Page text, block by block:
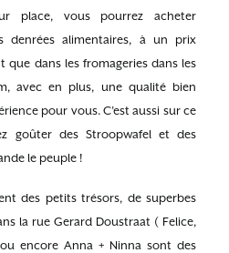
place, vous pourrez acheter
denrées alimentaires, à un prix
dans les fromageries dans les
avec en plus, une qualité bien
pour vous. C’est aussi sur ce
goûter des Stroopwafel et des
le peuple !
des petits trésors, de superbes
la rue Gerard Doustraat ( Felice,
encore Anna + Ninna sont des